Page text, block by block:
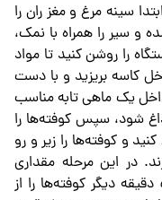
سینه مرغ و مغز ران را
و سیر را همراه با نمک،
را روشن کنید تا مواد
کاسه بریزید و با دست
یک ماهی تابه مناسب
شود، سپس کوفته‌ها را
و کوفته‌ها را زیر و رو
در این مرحله مقداری
زعفران دم کرده روی کوفته‌ها بریزید و ۵ دقیقه دیگر کوفته‌ها را از